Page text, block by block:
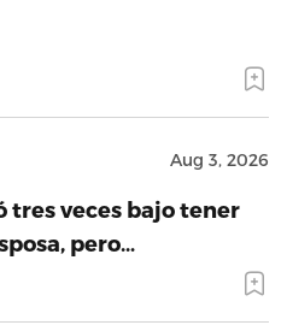
Aug 3, 2026
tres veces bajo tener
pero…